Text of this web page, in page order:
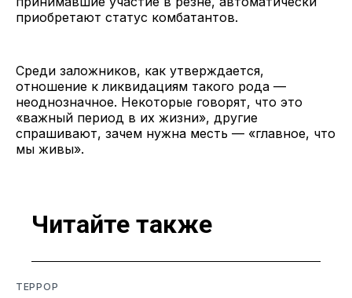
приобретают статус комбатантов.
Среди заложников, как утверждается,
отношение к ликвидациям такого рода —
неоднозначное. Некоторые говорят, что это
«важный период в их жизни», другие
спрашивают, зачем нужна месть — «главное, что
мы живы».
Читайте также
ТЕРРОР